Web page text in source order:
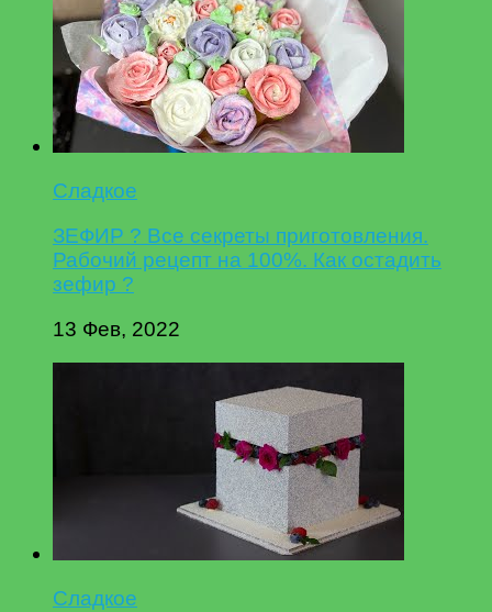
Сладкое
ЗЕФИР ? Все секреты приготовления.
Рабочий рецепт на 100%. Как остадить
зефир ?
13 Фев, 2022
Сладкое